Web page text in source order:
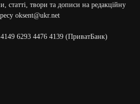
статті, твори та дописи на редакційну
oksent@ukr.net
6293 4476 4139 (ПриватБанк)